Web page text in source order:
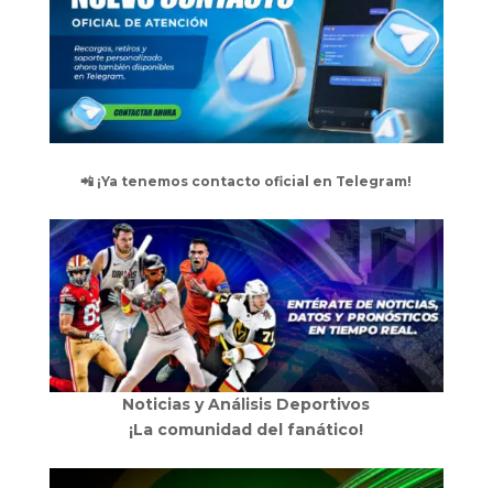
📲 ¡Ya tenemos contacto oficial en Telegram!
Noticias y Análisis Deportivos
¡La comunidad del fanático!